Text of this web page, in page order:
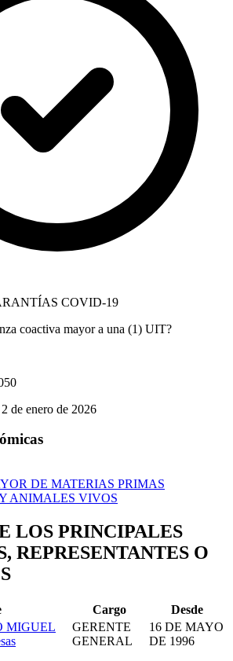
COVID-19
coactiva mayor a una (1) UIT?
2 de enero de 2026
DE MATERIAS PRIMAS
ANIMALES VIVOS
LOS PRINCIPALES
REPRESENTANTES O
Cargo
Desde
MIGUEL
GERENTE
GENERAL
16 DE MAYO
DE 1996